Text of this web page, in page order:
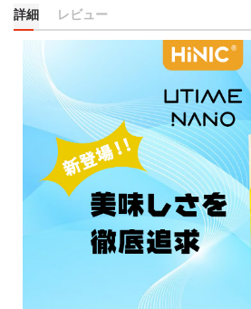
詳細 レビュー